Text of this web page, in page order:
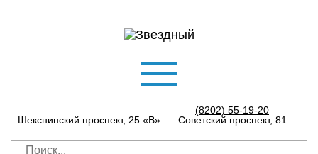
Шекснинский проспект, 25 «В»
(8202) 55-19-20
Советский проспект, 81